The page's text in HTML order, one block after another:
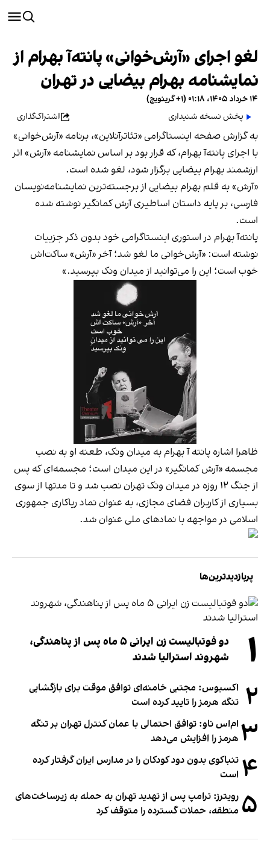
لغو اجرای «آرش‌خوانی» پانته‌آ بهرام از
نمایشنامه بهرام بیضایی در تهران
۱۴ خرداد ۱۴۰۵، ۰۱:۱۸ (‎+۱ گرینویچ)
پخش نسخه شنیداری
اشتراک‌گذاری
به گزارش صفحه اینستاگرامی «تئاترآنلاین»، برنامه «آرش‌خوانی»
با اجرای پانته‌آ بهرام، که قرار بود بر اساس نمایشنامه «آرش» اثر
ارزشمند بهرام بیضایی برگزار شود، لغو شده است.
«آرش» به قلم بهرام بیضایی از برجسته‌ترین نمایشنامه‌نویسان
فارسی، بر پایه داستان اساطیری آرش کمانگیر نوشته شده
است.
پانته‌آ بهرام در استوری اینستاگرامی خود بدون ذکر جزییات
نوشته است: «آرش‌خوانی ما لغو شد؛ آخر «آرش» ساکت‌اش
خوب است؛ این را می‌توانید از میدان ونک بپرسید.»
ظاهرا اشاره پانته آ بهرام به میدان ونک، طعنه او به نصب
مجسمه «آرش کمانگیر» در این میدان است؛ مجسمه‌ای که پس
از جنگ ۱۲ روزه در میدان ونک تهران نصب شد و تا مدتها از سوی
بسیاری از کاربران فضای مجازی، به عنوان نماد ریاکاری جمهوری
اسلامی در مواجهه با نمادهای ملی عنوان شد.
پربازدیدترین‌ها
۱
دو فوتبالیست زن ایرانی ۵ ماه پس از پناهندگی،
شهروند استرالیا شدند
۲ اکسیوس: مجتبی خامنه‌ای توافق موقت برای بازگشایی
تنگه هرمز را تایید کرده است
۳ ام‌اس ناو: توافق احتمالی با عمان کنترل تهران بر تنگه
هرمز را افزایش می‌دهد
۴ تنباکوی بدون دود کودکان را در مدارس ایران گرفتار کرده
است
۵ رویترز: ترامپ پس از تهدید تهران به حمله به زیرساخت‌های
منطقه، حملات گسترده را متوقف کرد